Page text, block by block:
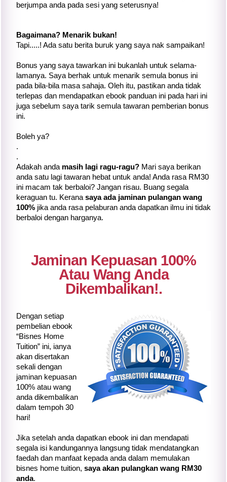
berjumpa anda pada sesi yang seterusnya!
Bagaimana? Menarik bukan!
Tapi.....! Ada satu berita buruk yang saya nak sampaikan!
Bonus yang saya tawarkan ini bukanlah untuk selama-
lamanya. Saya berhak untuk menarik semula bonus ini
pada bila-bila masa sahaja. Oleh itu, pastikan anda tidak
terlepas dan mendapatkan ebook panduan ini pada hari ini
juga sebelum saya tarik semula tawaran pemberian bonus
ini.
Boleh ya?
.
.
Adakah anda masih lagi ragu-ragu? Mari saya berikan
anda satu lagi tawaran hebat untuk anda! Anda rasa RM30
ini macam tak berbaloi? Jangan risau. Buang segala
keraguan tu. Kerana saya ada jaminan pulangan wang
100% jika anda rasa pelaburan anda dapatkan ilmu ini tidak
berbaloi dengan harganya.
Jaminan Kepuasan 100%
Atau Wang Anda
Dikembalikan!.
Dengan setiap
pembelian ebook
“Bisnes Home
Tuition” ini, ianya
akan disertakan
sekali dengan
jaminan kepuasan
100% atau wang
anda dikembalikan
dalam tempoh 30
hari!
Jika setelah anda dapatkan ebook ini dan mendapati
segala isi kandungannya langsung tidak mendatangkan
faedah dan manfaat kepada anda dalam memulakan
bisnes home tuition, saya akan pulangkan wang RM30
anda.